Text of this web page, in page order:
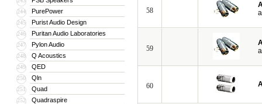
244 PurePower
245 Purist Audio Design
246 Puritan Audio Laboratories
247 Pylon Audio
248 Q Acoustics
249 QED
250 Qln
251 Quad
252 Quadraspire
58
59
60